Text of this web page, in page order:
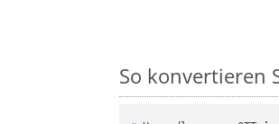
So konvertieren